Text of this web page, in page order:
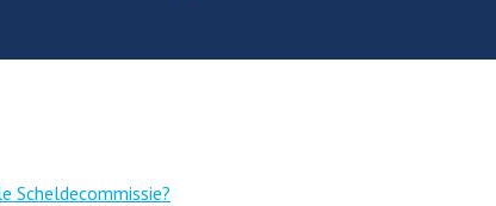
Scheldecommissie?